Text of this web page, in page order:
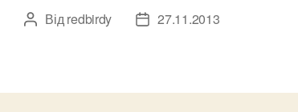
Автор
Від redbirdy
Дата27.11.2013